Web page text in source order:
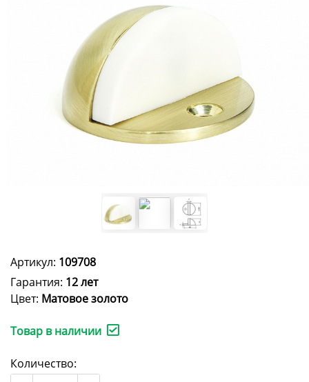
Артикул: 109708
Гарантия: 12 лет
Цвет: Матовое золото
Товар в наличии
Количество: